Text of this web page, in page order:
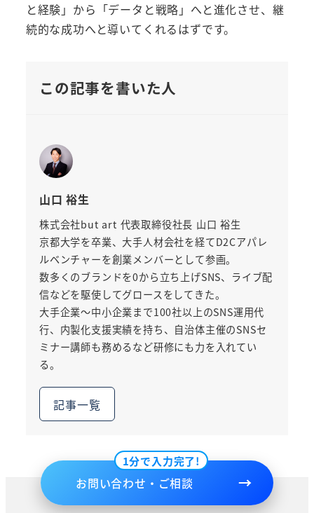
と経験」から「データと戦略」へと進化させ、継
続的な成功へと導いてくれるはずです。
この記事を書いた人
山口 裕生
株式会社but art 代表取締役社長 山口 裕生
京都大学を卒業、大手人材会社を経てD2Cアパレ
ルベンチャーを創業メンバーとして参画。
数多くのブランドを0から立ち上げSNS、ライブ配
信などを駆使してグロースをしてきた。
大手企業～中小企業まで100社以上のSNS運用代
行、内製化支援実績を持ち、自治体主催のSNSセ
ミナー講師も務めるなど研修にも力を入れてい
る。
記事一覧
1分で入力完了!
お問い合わせ・ご相談